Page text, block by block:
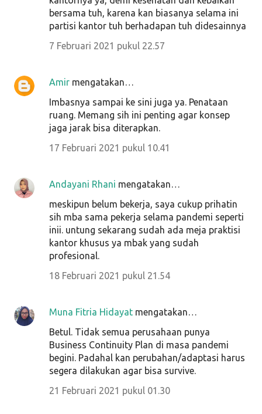
bersama tuh, karena kan biasanya selama ini
partisi kantor tuh berhadapan tuh didesainnya
7 Februari 2021 pukul 22.57
Amir mengatakan…
Imbasnya sampai ke sini juga ya. Penataan
ruang. Memang sih ini penting agar konsep
jaga jarak bisa diterapkan.
17 Februari 2021 pukul 10.41
Andayani Rhani mengatakan…
meskipun belum bekerja, saya cukup prihatin
sih mba sama pekerja selama pandemi seperti
inii. untung sekarang sudah ada meja praktisi
kantor khusus ya mbak yang sudah
profesional.
18 Februari 2021 pukul 21.54
Muna Fitria Hidayat mengatakan…
Betul. Tidak semua perusahaan punya
Business Continuity Plan di masa pandemi
begini. Padahal kan perubahan/adaptasi harus
segera dilakukan agar bisa survive.
21 Februari 2021 pukul 01.30